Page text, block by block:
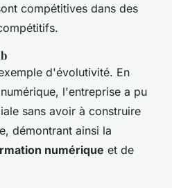
compétitives dans des
d'évolutivité. En
l'entreprise a pu
sans avoir à construire
démontrant ainsi la
numérique et de